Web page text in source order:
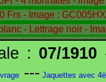
: 07/1910
--- Jaquettes avec